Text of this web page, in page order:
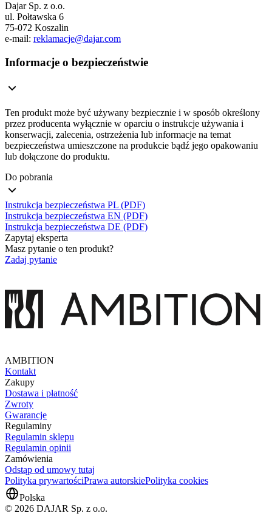
Dajar Sp. z o.o.
ul. Połtawska 6
75-072 Koszalin
e-mail: reklamacje@dajar.com
Informacje o bezpieczeństwie
Ten produkt może być używany bezpiecznie i w sposób określony
przez producenta wyłącznie w oparciu o instrukcje używania i
konserwacji, zalecenia, ostrzeżenia lub informacje na temat
bezpieczeństwa umieszczone na produkcie bądź jego opakowaniu
lub dołączone do produktu.
Do pobrania
Instrukcja bezpieczeństwa PL (PDF)
Instrukcja bezpieczeństwa EN (PDF)
Instrukcja bezpieczeństwa DE (PDF)
Zapytaj eksperta
Masz pytanie o ten produkt?
Zadaj pytanie
AMBITION
Kontakt
Zakupy
Dostawa i płatność
Zwroty
Gwarancje
Regulaminy
Regulamin sklepu
Regulamin opinii
Zamówienia
Odstąp od umowy tutaj
Polityka prywartościPrawa autorskiePolityka cookies
Polska
© 2026 DAJAR Sp. z o.o.